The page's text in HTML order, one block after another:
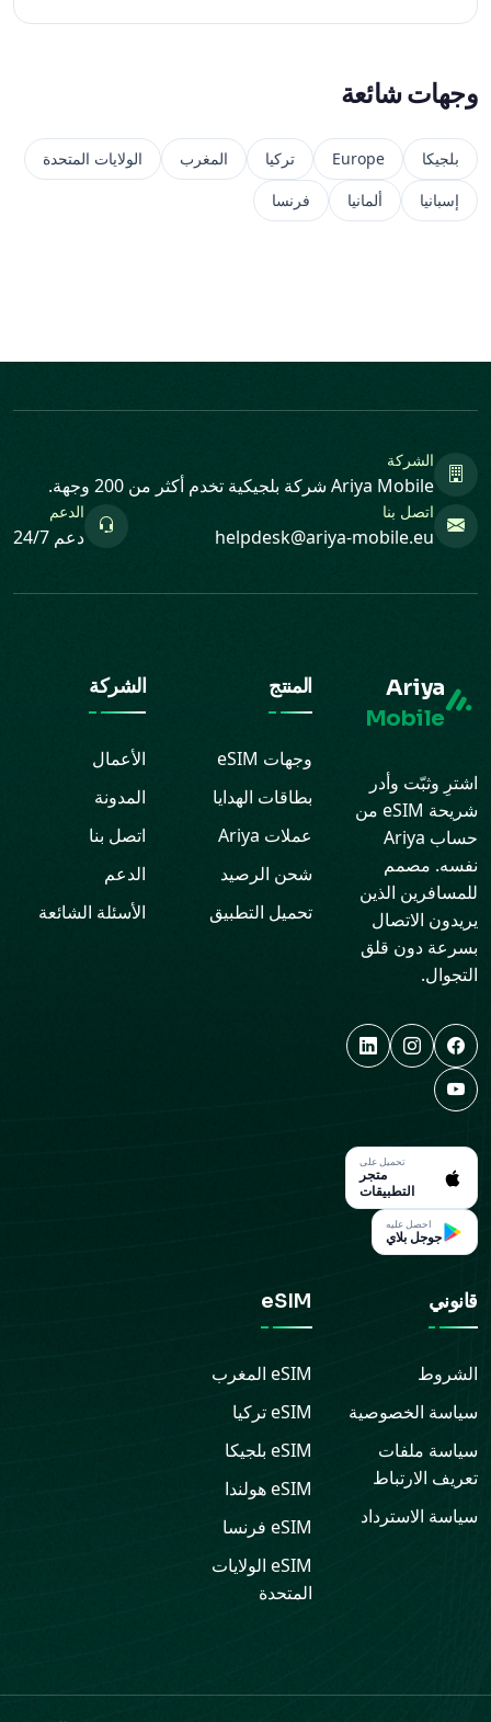
وجهات شائعة
بلجيكا Europe تركيا المغرب
الولايات المتحدة
إسبانيا
ألمانيا فرنسا
الشركة
Ariya Mobile شركة بلجيكية تخدم أكثر من 200 وجهة.
اتصل بنا
helpdesk@ariya-mobile.eu
الدعم
دعم 24/7
Ariya
Mobile
اشترِ وثبّت وأدر
شريحة eSIM من
حساب Ariya
نفسه. مصمم
للمسافرين الذين
يريدون الاتصال
بسرعة دون قلق
التجوال.
تحميل على
متجر
التطبيقات
احصل عليه
جوجل بلاي
المنتج
وجهات eSIM
بطاقات الهدايا
عملات Ariya
شحن الرصيد
تحميل التطبيق
الشركة
الأعمال
المدونة
اتصل بنا
الدعم
الأسئلة الشائعة
قانوني
الشروط
سياسة الخصوصية
سياسة ملفات
تعريف الارتباط
سياسة الاسترداد
eSIM
eSIM المغرب
eSIMتركيا
eSIM بلجيكا
eSIMهولندا
eSIM فرنسا
eSIM الولايات
المتحدة